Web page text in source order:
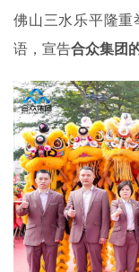
佛山三水乐平隆重
语，宣告合众集团